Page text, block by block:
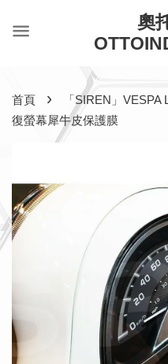
奧
首頁 ›
「SIREN」
復螢幕犀牛皮保護膜